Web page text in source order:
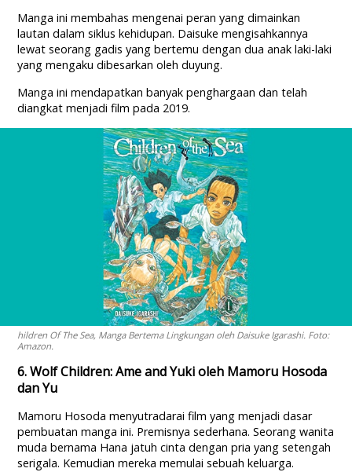
Manga ini membahas mengenai peran yang dimainkan
lautan dalam siklus kehidupan. Daisuke mengisahkannya
lewat seorang gadis yang bertemu dengan dua anak laki-laki
yang mengaku dibesarkan oleh duyung.
Manga ini mendapatkan banyak penghargaan dan telah
diangkat menjadi film pada 2019.
hildren Of The Sea, Manga Bertema Lingkungan oleh Daisuke Igarashi. Foto:
Amazon.
6. Wolf Children: Ame and Yuki oleh Mamoru Hosoda
dan Yu
Mamoru Hosoda menyutradarai film yang menjadi dasar
pembuatan manga ini. Premisnya sederhana. Seorang wanita
muda bernama Hana jatuh cinta dengan pria yang setengah
serigala. Kemudian mereka memulai sebuah keluarga.